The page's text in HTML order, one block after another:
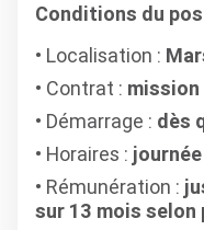
Conditions du
Localisation :
Contrat : mission
Démarrage : dès
Horaires :
Rémunération :
sur 13 mois selon